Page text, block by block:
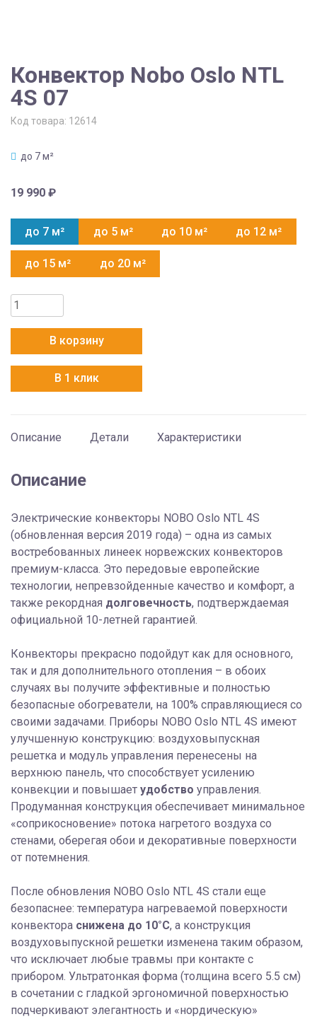
Конвектор Nobo Oslo NTL
4S 07
Код товара: 12614
до 7 м²
19 990 ₽
до 7 м² до 5 м² до 10 м² до 12 м²
до 15 м² до 20 м²
Количество
товара
Конвектор
Nobo
Oslo
В корзину
В 1 клик
Описание Детали Характеристики
Описание
Электрические конвекторы NOBO Oslo NTL 4S
(обновленная версия 2019 года) – одна из самых
востребованных линеек норвежских конвекторов
премиум-класса. Это передовые европейские
технологии, непревзойденные качество и комфорт, а
также рекордная долговечность, подтверждаемая
официальной 10-летней гарантией.
Конвекторы прекрасно подойдут как для основного,
так и для дополнительного отопления – в обоих
случаях вы получите эффективные и полностью
безопасные обогреватели, на 100% справляющиеся со
своими задачами. Приборы NOBO Oslo NTL 4S имеют
улучшенную конструкцию: воздуховыпускная
решетка и модуль управления перенесены на
верхнюю панель, что способствует усилению
конвекции и повышает удобство управления.
Продуманная конструкция обеспечивает минимальное
«соприкосновение» потока нагретого воздуха со
стенами, оберегая обои и декоративные поверхности
от потемнения.
После обновления NOBO Oslo NTL 4S стали еще
безопаснее: температура нагреваемой поверхности
конвектора снижена до 10°C, а конструкция
воздуховыпускной решетки изменена таким образом,
что исключает любые травмы при контакте с
прибором. Ультратонкая форма (толщина всего 5.5 см)
в сочетании с гладкой эргономичной поверхностью
подчеркивают элегантность и «нордическую»